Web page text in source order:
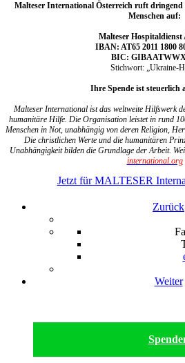
Malteser International Österreich ruft dringend
Menschen auf:
Malteser Hospitaldienst
IBAN: AT65 2011 1800
BIC:
Stichwort: „Ukraine-
Ihre Spende ist steuerlich
Malteser International ist das weltweite Hilfswerk
humanitäre Hilfe. Die Organisation leistet in rund
Menschen in Not, unabhängig von deren Religion,
Die christlichen Werte und die humanitären
Unabhängigkeit bilden die Grundlage der Arbeit.
international.org
Jetzt für MALTESER
Zurück
Weiter